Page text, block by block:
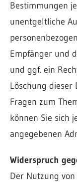
Bestimmungen
unentgeltliche
Empfänger und
und ggf. ein
Löschung dieser
Fragen zum
können Sie sich
angegebenen
Widerspruch
Der Nutzung